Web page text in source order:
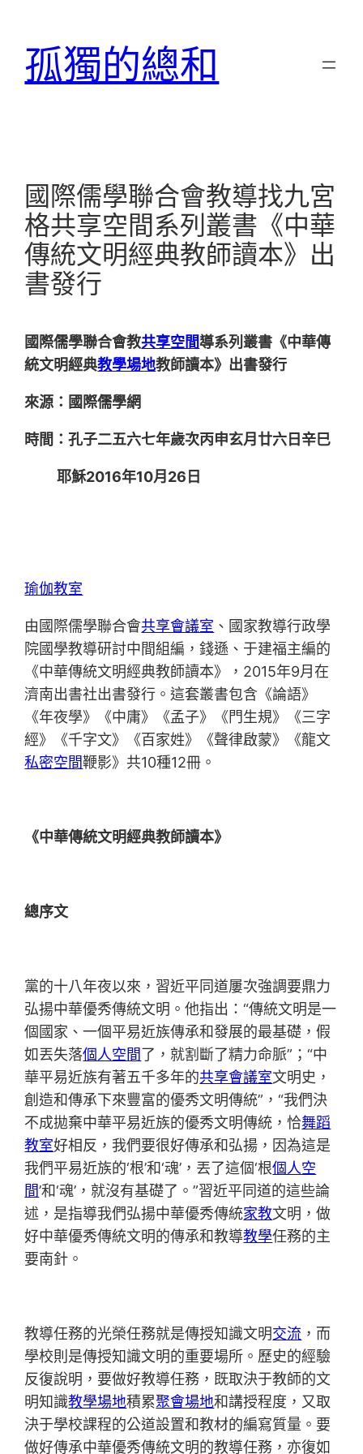
孤獨的總和
國際儒學聯合會教導找九宮
格共享空間系列叢書《中華
傳統文明經典教師讀本》出
書發行
國際儒學聯合會教共享空間導系列叢書《中華傳
統文明經典教學場地教師讀本》出書發行
來源：國際儒學網
時間：孔子二五六七年歲次丙申玄月廿六日辛巳
耶穌2016年10月26日
瑜伽教室
由國際儒學聯合會共享會議室 、國家教導行政學
院國學教導研討中間組編，錢遜、于建福主編的
《中華傳統文明經典教師讀本》，2015年9月在
濟南出書社出書發行。這套叢書包含《論語》
《年夜學》《中庸》《孟子》《門生規》《三字
經》《千字文》《百家姓》《聲律啟蒙》《龍文
私密空間鞭影》共10種12冊。
《中華傳統文明經典教師讀本》
總序文
黨的十八年夜以來，習近平同道屢次強調要鼎力
弘揚中華優秀傳統文明。他指出：“傳統文明是一
個國家、一個平易近族傳承和發展的最基礎，假
如丟失落個人空間了，就割斷了精力命脈”；“中
華平易近族有著五千多年的共享會議室文明史，
創造和傳承下來豐富的優秀文明傳統”，“我們決
不成拋棄中華平易近族的優秀文明傳統，恰舞蹈
教室好相反，我們要很好傳承和弘揚，因為這是
我們平易近族的‘根’和‘魂’，丟了這個‘根個人空
間’和‘魂’，就沒有基礎了。”習近平同道的這些論
述，是指導我們弘揚中華優秀傳統家教文明，做
好中華優秀傳統文明的傳承和教導教學任務的主
要南針。
教導任務的光榮任務就是傳授知識文明交流 ，而
學校則是傳授知識文明的重要場所。歷史的經驗
反復說明，要做好教導任務，既取決于教師的文
明知識教學場地積累聚會場地和講授程度，又取
決于學校課程的公道設置和教材的編寫質量。要
做好傳承中華優秀傳統文明的教導任務，亦復如